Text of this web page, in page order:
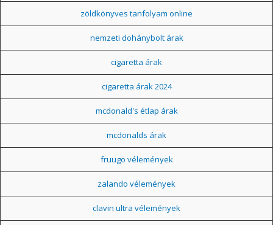
zöldkönyves tanfolyam online
nemzeti dohánybolt árak
cigaretta árak
cigaretta árak 2024
mcdonald's étlap árak
mcdonalds árak
fruugo vélemények
zalando vélemények
clavin ultra vélemények